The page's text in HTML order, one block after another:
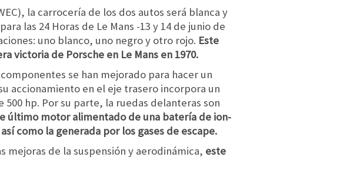
la carrocería de los dos autos será blanca y
las 24 Horas de Le Mans -13 y 14 de junio de
uno blanco, uno negro y otro rojo. Este
victoria de Porsche en Le Mans en 1970.
se han mejorado para hacer un
accionamiento en el eje trasero incorpora un
hp. Por su parte, la ruedas delanteras son
último motor alimentado de una batería de ion-
como la generada por los gases de escape.
mejoras de la suspensión y aerodinámica, este